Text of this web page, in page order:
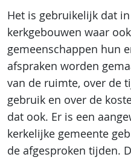
Het is gebruikelijk dat
kerkgebouwen waar
gemeenschappen hun
afspraken worden
van de ruimte, over de
gebruik en over de
dat ook. Er is een
kerkelijke gemeente
de afgesproken tijden.